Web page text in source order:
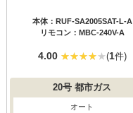
本体：RUF-SA2005SAT-L-A
リモコン：MBC-240V-A
4.00 (1件)
20号 都市ガス
オート